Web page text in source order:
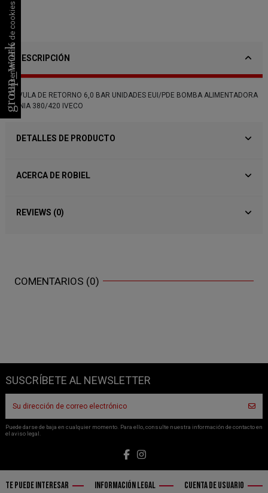
DESCRIPCIÓN
VALVULA DE RETORNO 6,0 BAR UNIDADES EUI/PDE BOMBA ALIMENTADORA
SCANIA 380/420 IVECO
DETALLES DE PRODUCTO
ACERCA DE ROBIEL
REVIEWS (0)
COMENTARIOS (0)
SUSCRÍBETE AL NEWSLETTER
Puede darse de baja en cualquier momento. Para ello, consulte nuestra información de contacto en
el aviso legal.
TE PUEDE INTERESAR INFORMACIÓN LEGAL CUENTA DE USUARIO
group_work
Consentimiento de cookies